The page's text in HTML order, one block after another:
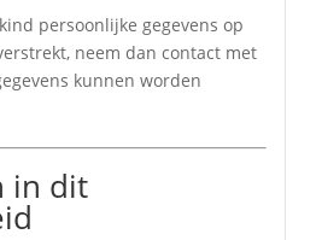
persoonlijke gegevens op
neem dan contact met
kunnen worden
in dit